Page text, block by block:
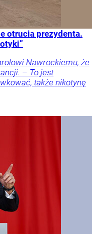
otrucia prezydenta.
Nawrockiemu, że
– To jest
także nikotynę